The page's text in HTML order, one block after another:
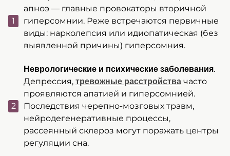
апноэ — главные провокаторы вторичной
гиперсомнии. Реже встречаются первичные
виды: нарколепсия или идиопатическая (без
выявленной причины) гиперсомния.
Неврологические и психические заболевания.
Депрессия, тревожные расстройства часто
проявляются апатией и гиперсомнией.
Последствия черепно-мозговых травм,
нейродегенеративные процессы,
рассеянный склероз могут поражать центры
регуляции сна.